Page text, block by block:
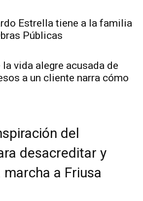
Estrella tiene a la familia
Públicas
vida alegre acusada de
a un cliente narra cómo
del
desacreditar y
a Friusa